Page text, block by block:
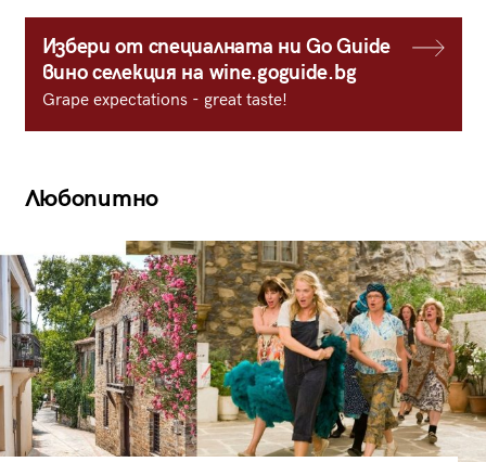
Избери от специалната ни Go Guide
вино селекция на wine.goguide.bg
Grape expectations - great taste!
Любопитно